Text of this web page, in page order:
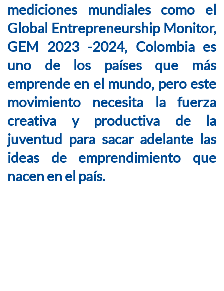
mediciones mundiales como el
Global Entrepreneurship Monitor,
GEM 2023 -2024, Colombia es
uno de los países que más
emprende en el mundo, pero este
movimiento necesita la fuerza
creativa y productiva de la
juventud para sacar adelante las
ideas de emprendimiento que
nacen en el país.